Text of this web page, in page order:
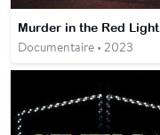
Murder in the Red Light
Documentaire • 2023